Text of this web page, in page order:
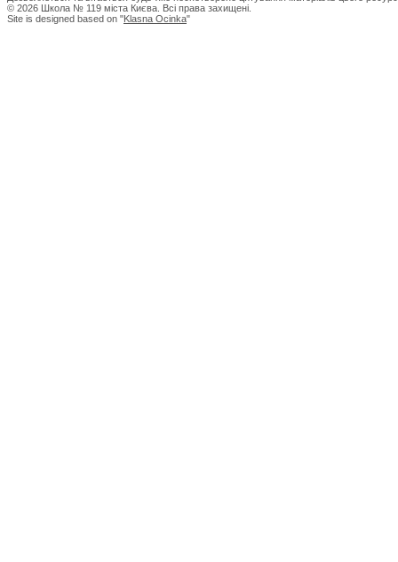
© 2026 Школа № 119 міста Києва. Всі права захищені.
Site is designed based on "Klasna Ocinka"